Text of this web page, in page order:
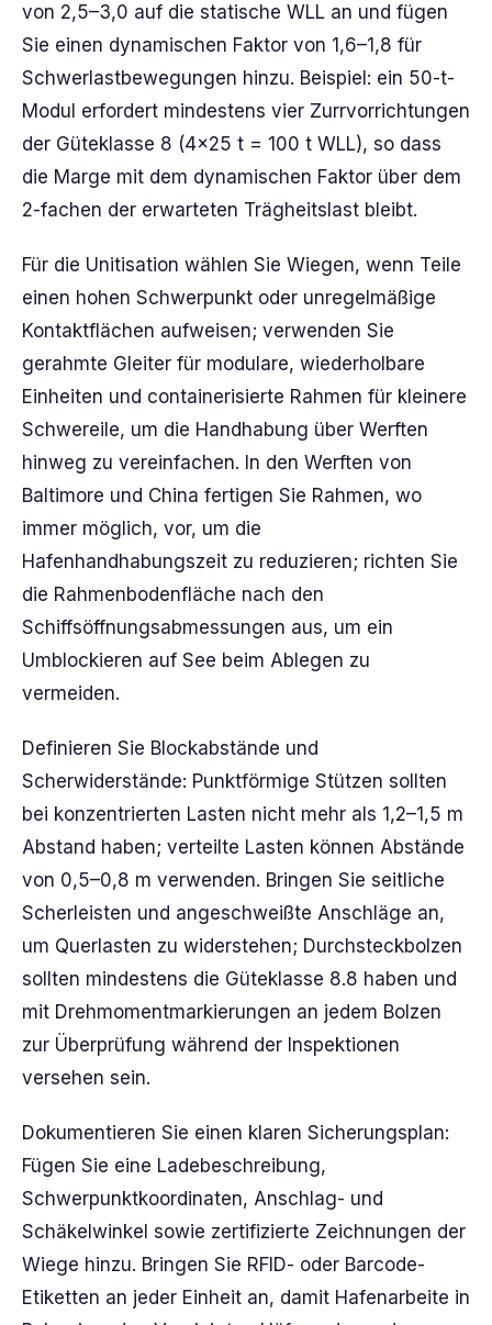
von 2,5–3,0 auf die statische WLL an und fügen
Sie einen dynamischen Faktor von 1,6–1,8 für
Schwerlastbewegungen hinzu. Beispiel: ein 50-t-
Modul erfordert mindestens vier Zurrvorrichtungen
der Güteklasse 8 (4×25 t = 100 t WLL), so dass
die Marge mit dem dynamischen Faktor über dem
2-fachen der erwarteten Trägheitslast bleibt.
Für die Unitisation wählen Sie Wiegen, wenn Teile
einen hohen Schwerpunkt oder unregelmäßige
Kontaktflächen aufweisen; verwenden Sie
gerahmte Gleiter für modulare, wiederholbare
Einheiten und containerisierte Rahmen für kleinere
Schwereile, um die Handhabung über Werften
hinweg zu vereinfachen. In den Werften von
Baltimore und China fertigen Sie Rahmen, wo
immer möglich, vor, um die
Hafenhandhabungszeit zu reduzieren; richten Sie
die Rahmenbodenfläche nach den
Schiffsöffnungsabmessungen aus, um ein
Umblockieren auf See beim Ablegen zu
vermeiden.
Definieren Sie Blockabstände und
Scherwiderstände: Punktförmige Stützen sollten
bei konzentrierten Lasten nicht mehr als 1,2–1,5 m
Abstand haben; verteilte Lasten können Abstände
von 0,5–0,8 m verwenden. Bringen Sie seitliche
Scherleisten und angeschweißte Anschläge an,
um Querlasten zu widerstehen; Durchsteckbolzen
sollten mindestens die Güteklasse 8.8 haben und
mit Drehmomentmarkierungen an jedem Bolzen
zur Überprüfung während der Inspektionen
versehen sein.
Dokumentieren Sie einen klaren Sicherungsplan:
Fügen Sie eine Ladebeschreibung,
Schwerpunktkoordinaten, Anschlag- und
Schäkelwinkel sowie zertifizierte Zeichnungen der
Wiege hinzu. Bringen Sie RFID- oder Barcode-
Etiketten an jeder Einheit an, damit Hafenarbeite in